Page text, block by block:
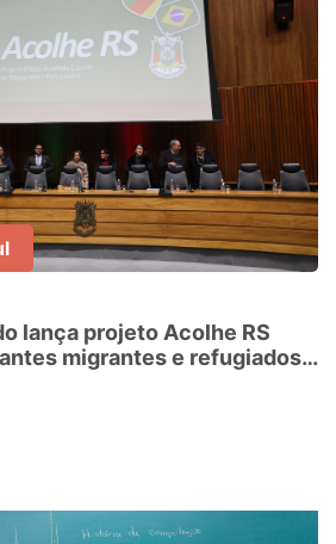
lança projeto Acolhe RS
migrantes e refugiados